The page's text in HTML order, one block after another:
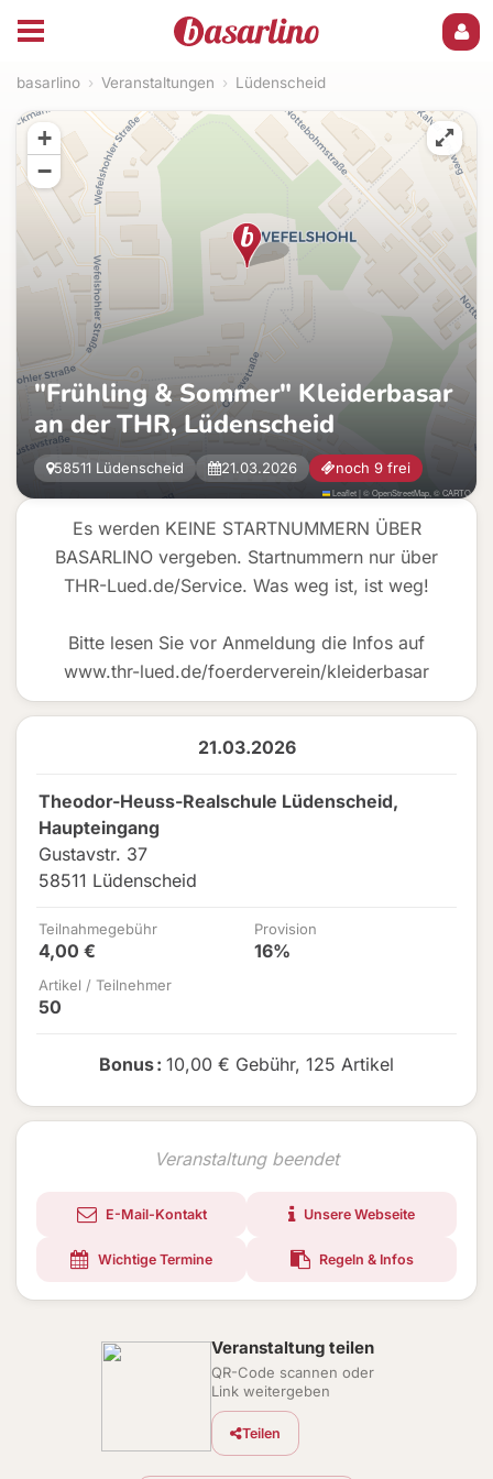
basarlino › Veranstaltungen › Lüdenscheid
Es werden KEINE STARTNUMMERN ÜBER
BASARLINO vergeben. Startnummern nur über
THR-Lued.de/Service. Was weg ist, ist weg!
Bitte lesen Sie vor Anmeldung die Infos auf
www.thr-lued.de/foerderverein/kleiderbasar
21.03.2026
Theodor-Heuss-Realschule Lüdenscheid,
Haupteingang
Gustavstr. 37
58511 Lüdenscheid
Teilnahmegebühr
4,00 €
Provision
16%
Artikel / Teilnehmer
50
Bonus: 10,00 € Gebühr, 125 Artikel
Veranstaltung beendet
E-Mail-Kontakt Unsere Webseite
Wichtige Termine Regeln & Infos
"Frühling & Sommer" Kleiderbasar
an der THR, Lüdenscheid
58511 Lüdenscheid 21.03.2026 noch 9 frei
+
−
Leaflet|©OpenStreetMap , ©CARTO
Veranstaltung teilen
QR-Code scannen oder
Link weitergeben
Teilen